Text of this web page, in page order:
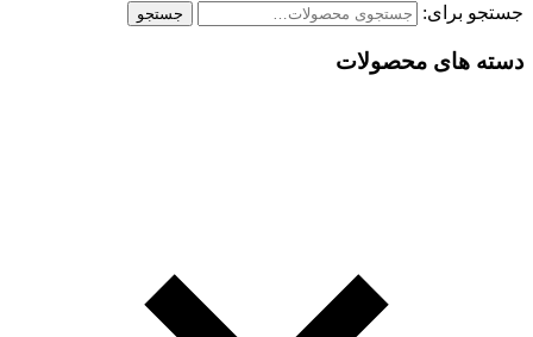
جستجو برای: جستجو
دسته های محصولات